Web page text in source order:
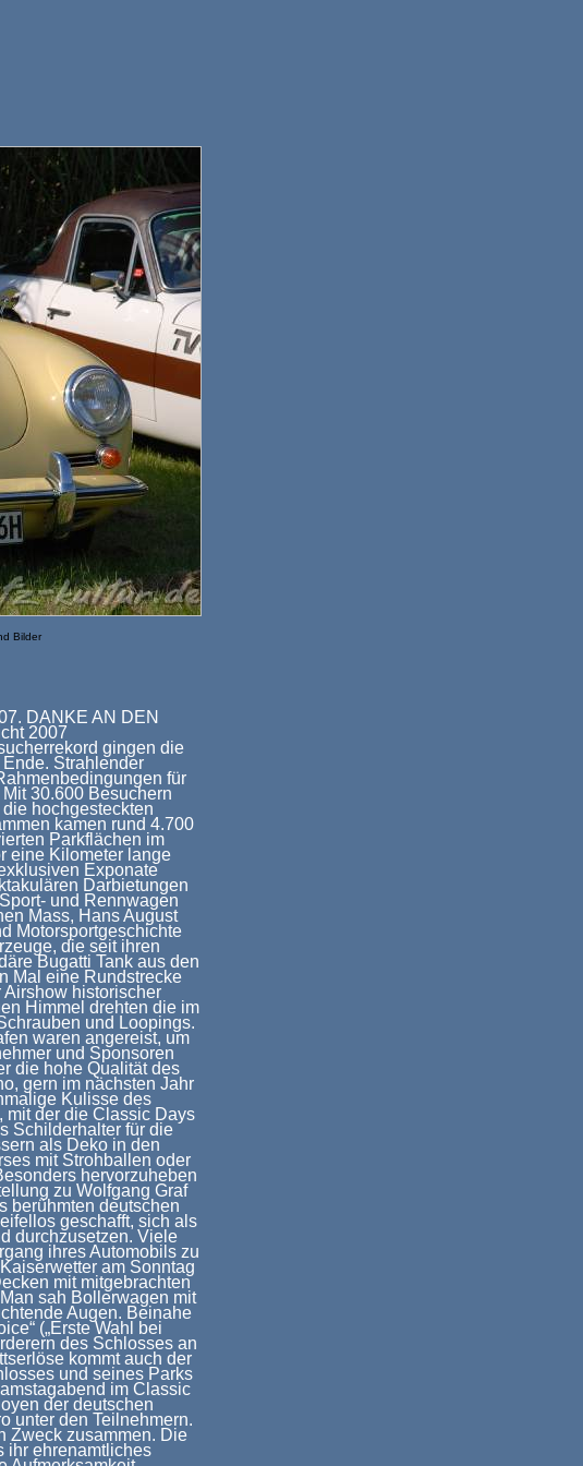
Bilder
DANKE AN DEN
2007
gingen die
Strahlender
für
30.600 Besuchern
hochgesteckten
kamen rund 4.700
Parkflächen im
eine Kilometer lange
Exponate
Darbietungen
und Rennwagen
Mass, Hans August
Motorsportgeschichte
die seit ihren
Bugatti Tank aus den
Mal eine Rundstrecke
historischer
Himmel drehten die im
und Loopings.
waren angereist, um
und Sponsoren
die hohe Qualität des
gern im nächsten Jahr
Kulisse des
mit der die Classic Days
Schilderhalter für die
als Deko in den
mit Strohballen oder
hervorzuheben
zu Wolfgang Graf
berühmten deutschen
geschafft, sich als
durchzusetzen. Viele
ihres Automobils zu
am Sonntag
mit mitgebrachten
sah Bollerwagen mit
Augen. Beinahe
(„Erste Wahl bei
des Schlosses an
kommt auch der
und seines Parks
im Classic
der deutschen
unter den Teilnehmern.
Zweck zusammen. Die
ihr ehrenamtliches